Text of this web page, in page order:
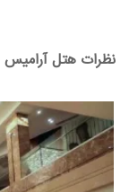
نظرات هتل